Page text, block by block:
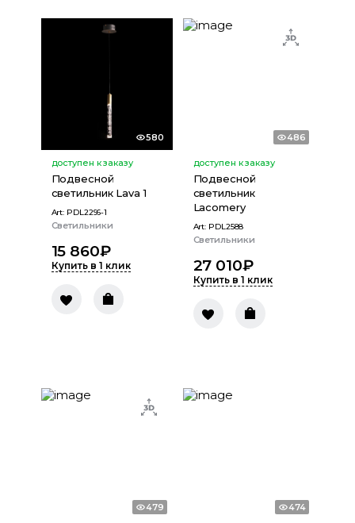
580
доступен к заказу
Подвесной
светильник Lava 1
Art: PDL2296-1
Светильники
15 860₽
Купить в 1 клик
486
доступен к заказу
Подвесной
светильник
Lacomery
Art: PDL2588
Светильники
27 010₽
Купить в 1 клик
479 474